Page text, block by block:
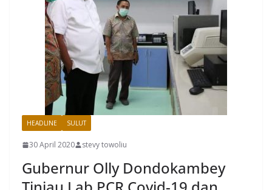
HEADLINE SULUT
30 April 2020 stevy towoliu
Gubernur Olly Dondokambey